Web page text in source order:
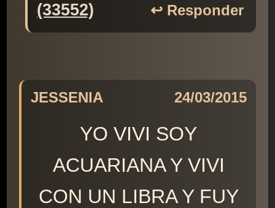
(33552) ↩️ Responder
JESSENIA 24/03/2015
YO VIVI SOY
ACUARIANA Y VIVI
CON UN LIBRA Y FUY